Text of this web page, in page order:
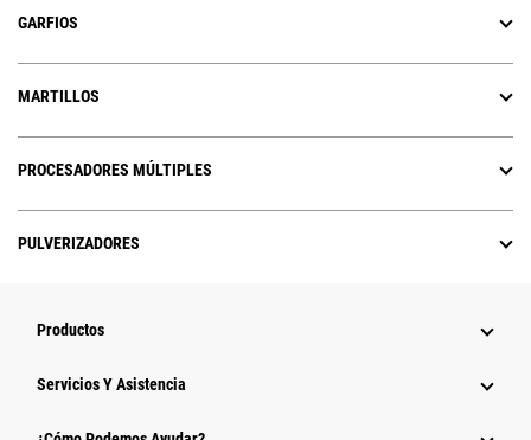
GARFIOS
MARTILLOS
PROCESADORES MÚLTIPLES
PULVERIZADORES
Productos
Servicios Y Asistencia